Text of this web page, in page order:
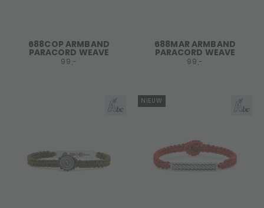
688COP ARMBAND
PARACORD WEAVE
99,-
688MAR ARMBAND
PARACORD WEAVE
99,-
NIEUW